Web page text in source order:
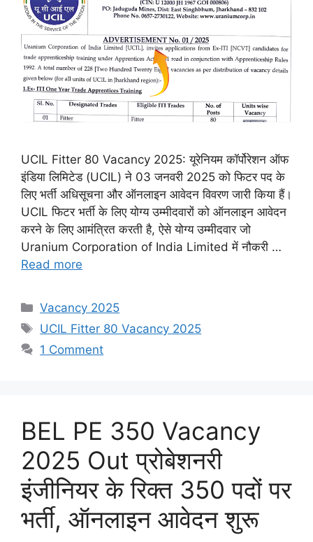
UCIL Fitter 80 Vacancy 2025: यूरेनियम कॉर्पोरेशन ऑफ
इंडिया लिमिटेड (UCIL) ने 03 जनवरी 2025 को फिटर पद के
लिए भर्ती अधिसूचना और ऑनलाइन आवेदन विवरण जारी किया हैं।
UCIL फिटर भर्ती के लिए योग्य उम्मीदवारों को ऑनलाइन आवेदन
करने के लिए आमंत्रित करती है, ऐसे योग्य उम्मीदवार जो
Uranium Corporation of India Limited में नौकरी …
Read more
Categories
Vacancy 2025
Tags
UCIL Fitter 80 Vacancy 2025
1 Comment
BEL PE 350 Vacancy
2025 Out प्रोबेशनरी
इंजीनियर के रिक्त 350 पदों पर
भर्ती, ऑनलाइन आवेदन शुरू